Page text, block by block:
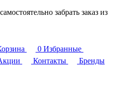
забрать заказ из
0 Избранные
Контакты
Бренды